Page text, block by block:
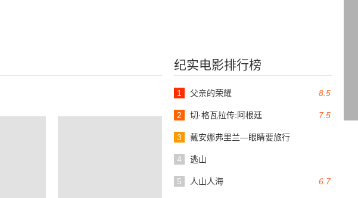
纪实电影排行榜
8.5
1 父亲的荣耀
7.5
2 切·格瓦拉传:阿根廷
3 戴安娜弗里兰—眼睛要旅行
4 逃山
6.7
5 人山人海